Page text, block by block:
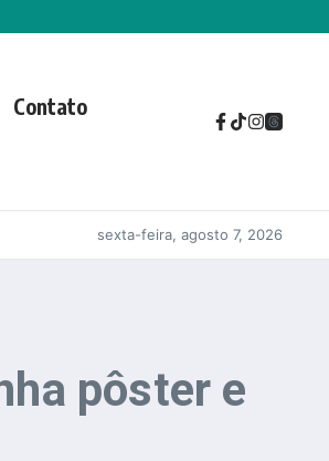
Contato
sexta-feira, agosto 7, 2026
pôster e